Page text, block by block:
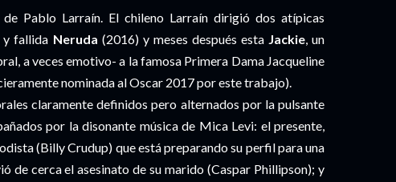
de Pablo Larraín. El chileno Larraín dirigió dos atípicas
y fallida Neruda (2016) y meses después esta Jackie, un
a veces emotivo- a la famosa Primera Dama Jacqueline
nominada al Oscar 2017 por este trabajo).
claramente definidos pero alternados por la pulsante
por la disonante música de Mica Levi: el presente,
(Billy Crudup) que está preparando su perfil para una
de cerca el asesinato de su marido (Caspar Phillipson); y